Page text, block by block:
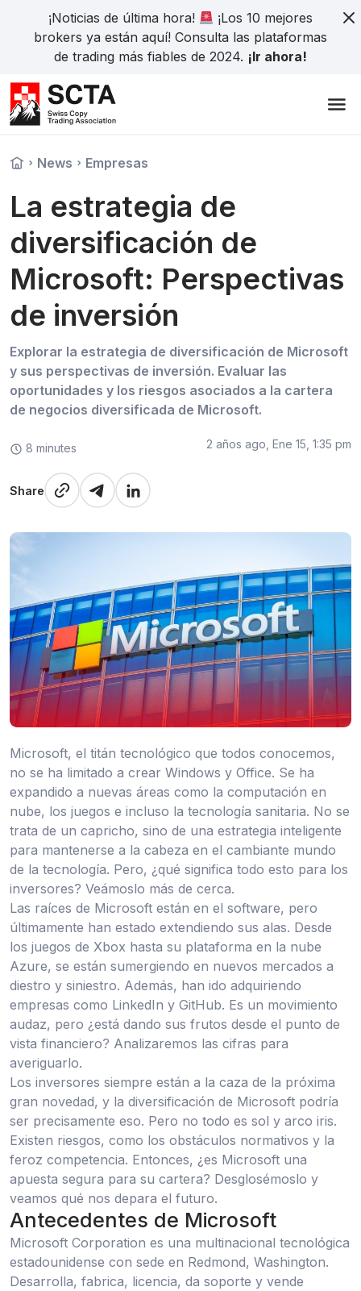
¡Noticias de última hora!
¡Los 10 mejores
brokers ya están aquí! Consulta las plataformas
de trading más fiables de 2024. ¡Ir ahora!
News Empresas
La estrategia de
diversificación de
Microsoft: Perspectivas
de inversión
Explorar la estrategia de diversificación de Microsoft
y sus perspectivas de inversión. Evaluar las
oportunidades y los riesgos asociados a la cartera
de negocios diversificada de Microsoft.
8 minutes 2 años ago, Ene 15, 1:35 pm
Share
Microsoft, el titán tecnológico que todos conocemos,
no se ha limitado a crear Windows y Office. Se ha
expandido a nuevas áreas como la computación en
nube, los juegos e incluso la tecnología sanitaria. No se
trata de un capricho, sino de una estrategia inteligente
para mantenerse a la cabeza en el cambiante mundo
de la tecnología. Pero, ¿qué significa todo esto para los
inversores? Veámoslo más de cerca.
Las raíces de Microsoft están en el software, pero
últimamente han estado extendiendo sus alas. Desde
los juegos de Xbox hasta su plataforma en la nube
Azure, se están sumergiendo en nuevos mercados a
diestro y siniestro. Además, han ido adquiriendo
empresas como LinkedIn y GitHub. Es un movimiento
audaz, pero ¿está dando sus frutos desde el punto de
vista financiero? Analizaremos las cifras para
averiguarlo.
Los inversores siempre están a la caza de la próxima
gran novedad, y la diversificación de Microsoft podría
ser precisamente eso. Pero no todo es sol y arco iris.
Existen riesgos, como los obstáculos normativos y la
feroz competencia. Entonces, ¿es Microsoft una
apuesta segura para su cartera? Desglosémoslo y
veamos qué nos depara el futuro.
Antecedentes de Microsoft
Microsoft Corporation es una multinacional tecnológica
estadounidense con sede en Redmond, Washington.
Desarrolla, fabrica, licencia, da soporte y vende